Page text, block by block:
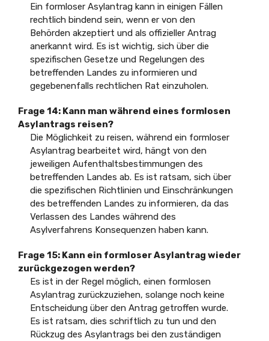
Ein formloser Asylantrag kann in einigen Fällen
rechtlich bindend sein, wenn er von den
Behörden akzeptiert und als offizieller Antrag
anerkannt wird. Es ist wichtig, sich über die
spezifischen Gesetze und Regelungen des
betreffenden Landes zu informieren und
gegebenenfalls rechtlichen Rat einzuholen.
Frage 14: Kann man während eines formlosen
Asylantrags reisen?
Die Möglichkeit zu reisen, während ein formloser
Asylantrag bearbeitet wird, hängt von den
jeweiligen Aufenthaltsbestimmungen des
betreffenden Landes ab. Es ist ratsam, sich über
die spezifischen Richtlinien und Einschränkungen
des betreffenden Landes zu informieren, da das
Verlassen des Landes während des
Asylverfahrens Konsequenzen haben kann.
Frage 15: Kann ein formloser Asylantrag wieder
zurückgezogen werden?
Es ist in der Regel möglich, einen formlosen
Asylantrag zurückzuziehen, solange noch keine
Entscheidung über den Antrag getroffen wurde.
Es ist ratsam, dies schriftlich zu tun und den
Rückzug des Asylantrags bei den zuständigen